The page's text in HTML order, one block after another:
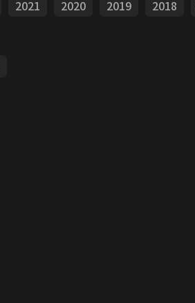
2021 2020 2019 2018